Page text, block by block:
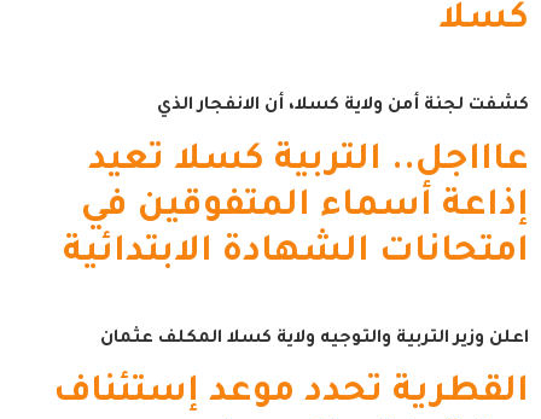
كسلا
كشفت لجنة أمن ولاية كسلا، أن الانفجار الذي
عاااجل.. التربية كسلا تعيد
إذاعة أسماء المتفوقين في
امتحانات الشهادة الابتدائية
اعلن وزير التربية والتوجيه ولاية كسلا المكلف عثمان
القطرية تحدد موعد إستئناف